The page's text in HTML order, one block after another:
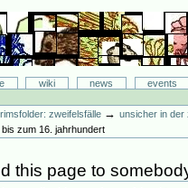
wiki news
events
zweifelsfälle →unsicher in der
zum 16. jahrhundert
this page to